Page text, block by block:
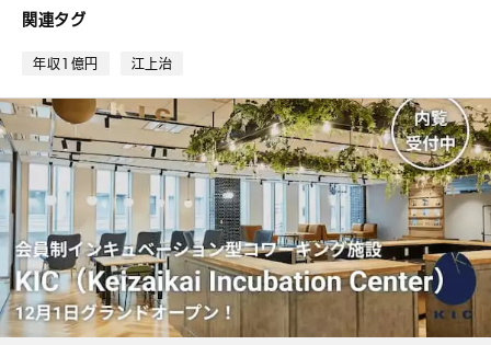
ー
ク
関連タグ
年収1億円 江上治